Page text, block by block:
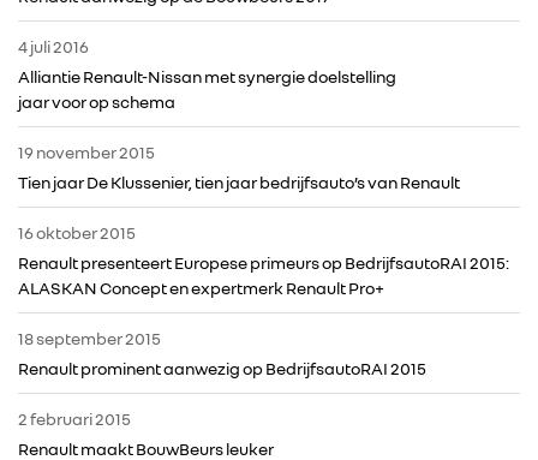
RENAULT GROUP
RENAULT
DACIA
ALPINE
4 juli 2016
Alliantie Renault-Nissan met synergie doelstelling
jaar voor op schema
19 november 2015
Tien jaar De Klussenier, tien jaar bedrijfsauto’s van Renault
16 oktober 2015
Renault presenteert Europese primeurs op BedrijfsautoRAI 2015:
ALASKAN Concept en expertmerk Renault Pro+
18 september 2015
Renault prominent aanwezig op BedrijfsautoRAI 2015
2 februari 2015
Renault maakt BouwBeurs leuker